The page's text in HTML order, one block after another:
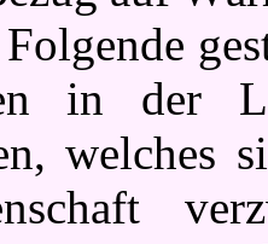
in der
welches